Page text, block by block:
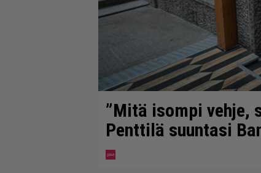
”Mitä isompi vehje,
Penttilä suuntasi